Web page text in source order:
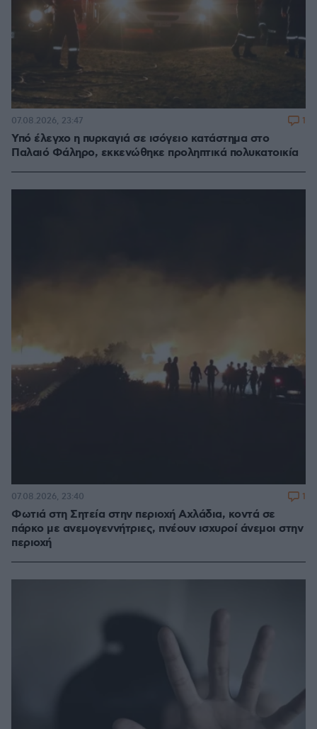
Υπό έλεγχο η πυρκαγιά σε ισόγειο κατάστημα στο
Παλαιό Φάληρο, εκκενώθηκε προληπτικά πολυκατοικία
07.08.2026, 23:47 1
Φωτιά στη Σητεία στην περιοχή Αχλάδια, κοντά σε
πάρκο με ανεμογεννήτριες, πνέουν ισχυροί άνεμοι στην
περιοχή
07.08.2026, 23:40 1